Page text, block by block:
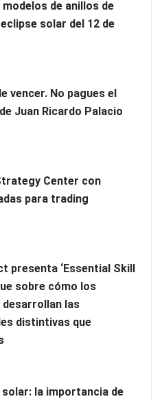
No pagues el rescate’: el
con herramientas
‘Essential Skill Suites’: un
estudiantes aprenden y
de anillos de
solar del 12 de
vencer. No pagues el
Juan Ricardo Palacio
Center con
para trading
presenta ‘Essential Skill
sobre cómo los
las
distintivas que
la importancia de